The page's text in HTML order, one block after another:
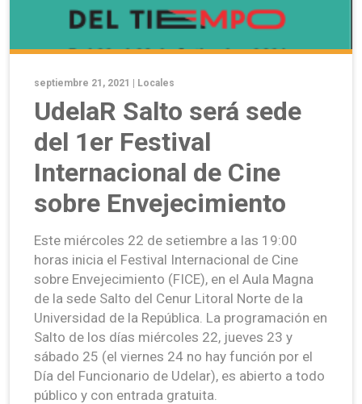
septiembre 21, 2021 | Locales
UdelaR Salto será sede
del 1er Festival
Internacional de Cine
sobre Envejecimiento
Este miércoles 22 de setiembre a las 19:00
horas inicia el Festival Internacional de Cine
sobre Envejecimiento (FICE), en el Aula Magna
de la sede Salto del Cenur Litoral Norte de la
Universidad de la República. La programación en
Salto de los días miércoles 22, jueves 23 y
sábado 25 (el viernes 24 no hay función por el
Día del Funcionario de Udelar), es abierto a todo
público y con entrada gratuita.